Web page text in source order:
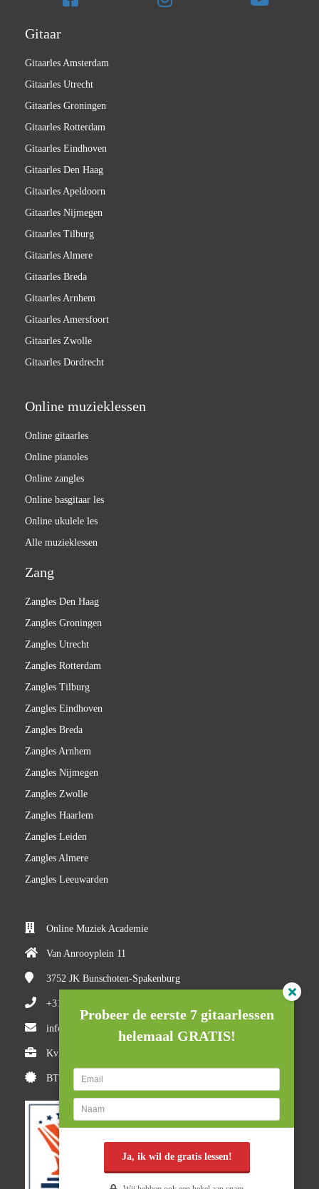
Gitaar
Gitaarles Amsterdam
Gitaarles Utrecht
Gitaarles Groningen
Gitaarles Rotterdam
Gitaarles Eindhoven
Gitaarles Den Haag
Gitaarles Apeldoorn
Gitaarles Nijmegen
Gitaarles Tilburg
Gitaarles Almere
Gitaarles Breda
Gitaarles Arnhem
Gitaarles Amersfoort
Gitaarles Zwolle
Gitaarles Dordrecht
Online muzieklessen
Online gitaarles
Online pianoles
Online zangles
Online basgitaar les
Online ukulele les
Alle muzieklessen
Zang
Zangles Den Haag
Zangles Groningen
Zangles Utrecht
Zangles Rotterdam
Zangles Tilburg
Zangles Eindhoven
Zangles Breda
Zangles Arnhem
Zangles Nijmegen
Zangles Zwolle
Zangles Haarlem
Zangles Leiden
Zangles Almere
Zangles Leeuwarden
Online Muziek Academie
Van Anrooyplein 11
3752 JK Bunschoten-Spakenburg
+31(0)618710527
info@onlinemuziekacademie.nl
KvK nummer: 84983205
BTW nummer: NL8634.521.52.B01
Probeer de eerste 7 gitaarlessen
helemaal GRATIS!
Ja, ik wil de gratis lessen!